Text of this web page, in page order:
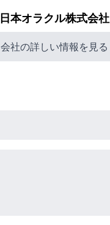
日本オラクル株式会社
会社の詳しい情報を見る